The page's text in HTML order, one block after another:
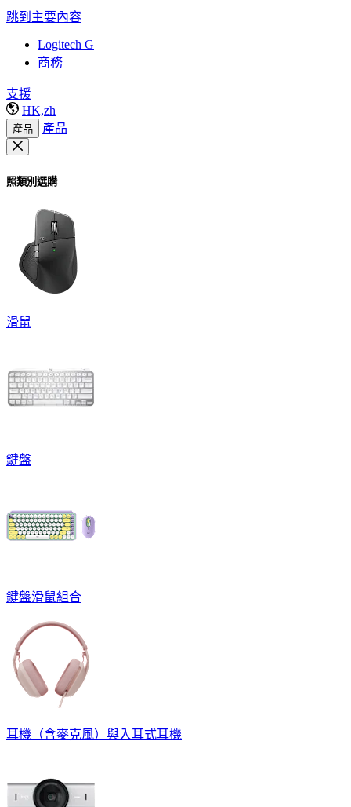
跳到主要內容
Logitech G
商務
支援
HK,zh
產品 產品
照類別選購
滑鼠
鍵盤
鍵盤滑鼠組合
耳機（含麥克風）與入耳式耳機